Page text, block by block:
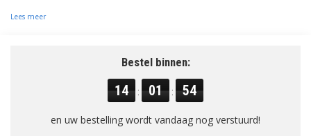
Lees meer
Bestel binnen:
14 : 01 : 54
en uw bestelling wordt vandaag nog verstuurd!